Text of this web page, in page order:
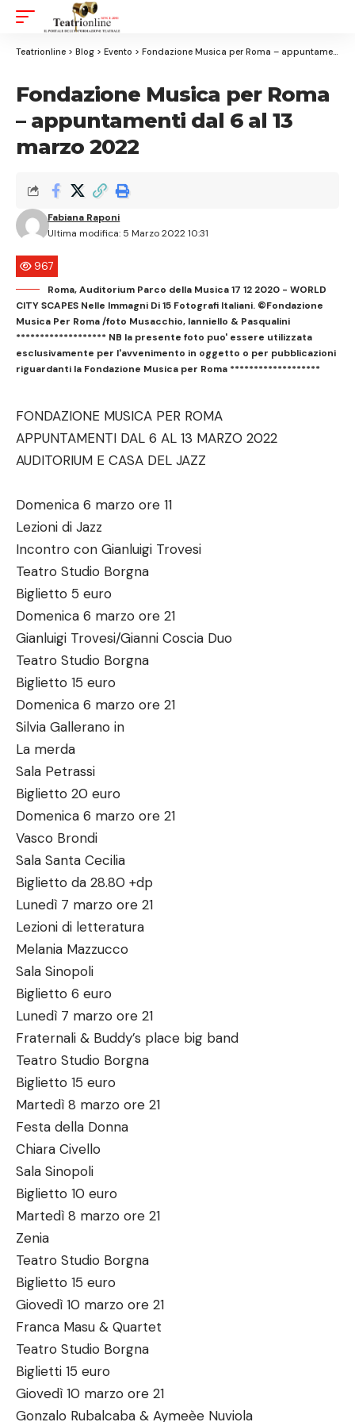
Resizer
Teatrionline > Blog > Evento > Fondazione Musica per Roma – appuntamenti dal 6 al 13 marzo 2022
Fondazione Musica per Roma
– appuntamenti dal 6 al 13
marzo 2022
Ultima modifica: 5 Marzo 2022 10:31
Fabiana Raponi
967
Roma, Auditorium Parco della Musica 17 12 2020 - WORLD
CITY SCAPES Nelle Immagni Di 15 Fotografi Italiani. ©Fondazione
Musica Per Roma /foto Musacchio, Ianniello & Pasqualini
******************* NB la presente foto puo' essere utilizzata
esclusivamente per l'avvenimento in oggetto o per pubblicazioni
riguardanti la Fondazione Musica per Roma *******************
FONDAZIONE MUSICA PER ROMA
APPUNTAMENTI DAL 6 AL 13 MARZO 2022
AUDITORIUM E CASA DEL JAZZ
Domenica 6 marzo ore 11
Lezioni di Jazz
Incontro con Gianluigi Trovesi
Teatro Studio Borgna
Biglietto 5 euro
Domenica 6 marzo ore 21
Gianluigi Trovesi/Gianni Coscia Duo
Teatro Studio Borgna
Biglietto 15 euro
Domenica 6 marzo ore 21
Silvia Gallerano in
La merda
Sala Petrassi
Biglietto 20 euro
Domenica 6 marzo ore 21
Vasco Brondi
Sala Santa Cecilia
Biglietto da 28.80 +dp
Lunedì 7 marzo ore 21
Lezioni di letteratura
Melania Mazzucco
Sala Sinopoli
Biglietto 6 euro
Lunedì 7 marzo ore 21
Fraternali & Buddy’s place big band
Teatro Studio Borgna
Biglietto 15 euro
Martedì 8 marzo ore 21
Festa della Donna
Chiara Civello
Sala Sinopoli
Biglietto 10 euro
Martedì 8 marzo ore 21
Zenia
Teatro Studio Borgna
Biglietto 15 euro
Giovedì 10 marzo ore 21
Franca Masu & Quartet
Teatro Studio Borgna
Biglietti 15 euro
Giovedì 10 marzo ore 21
Gonzalo Rubalcaba & Aymeèe Nuviola